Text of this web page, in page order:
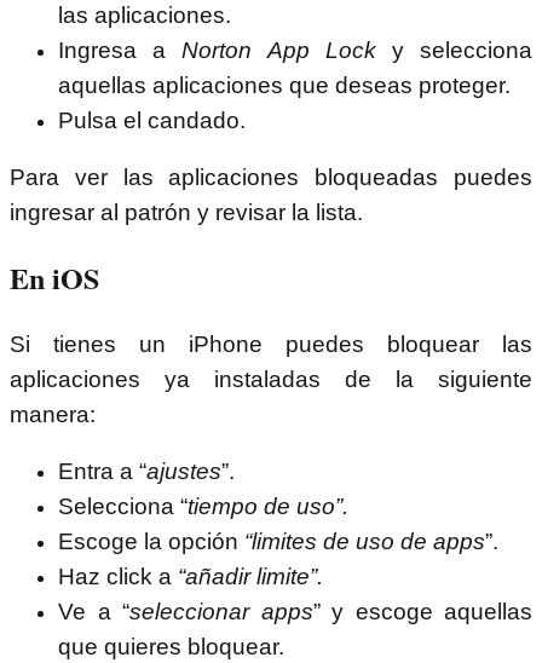
las aplicaciones.
Ingresa aNorton App Locky selecciona
aquellas aplicaciones que deseas proteger.
Pulsa el candado.
Para ver las aplicaciones bloqueadas puedes
ingresar al patrón y revisar la lista.
En iOS
Si tienes un iPhone puedes bloquear las
aplicaciones ya instaladas de la siguiente
manera:
Entra a “ajustes”.
Selecciona “tiempo de uso”.
Escoge la opción “limites de uso de apps”.
Haz click a “añadir limite”.
Ve a “seleccionar apps” y escoge aquellas
que quieres bloquear.